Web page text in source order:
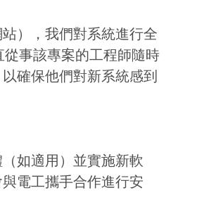
），我們對系統進行全
事該專案的工程師隨時
確保他們對新系統感到
如適用）並實施新軟
電工攜手合作進行安